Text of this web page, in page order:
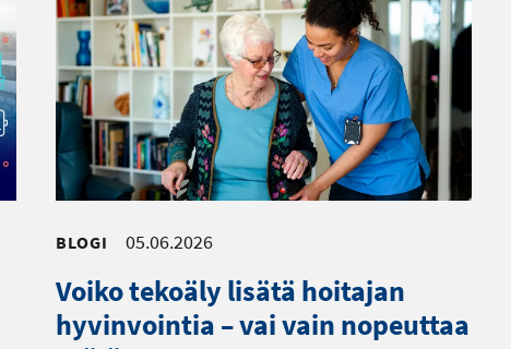
BLOGI 05.06.2026
Voiko tekoäly lisätä hoitajan
hyvinvointia – vai vain nopeuttaa